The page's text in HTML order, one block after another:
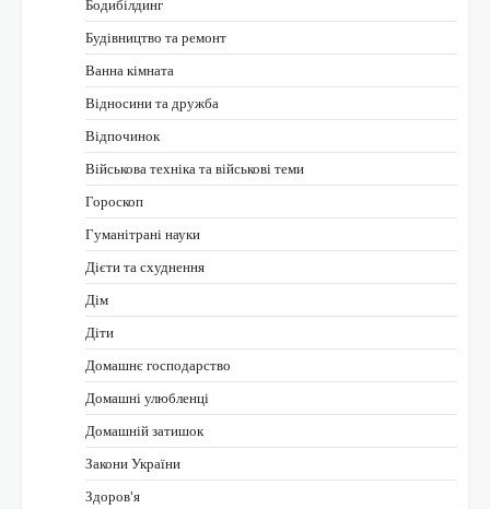
Бодибілдинг
Будівництво та ремонт
Ванна кімната
Відносини та дружба
Відпочинок
Військова техніка та військові теми
Гороскоп
Гуманітрані науки
Дієти та схуднення
Дім
Діти
Домашнє господарство
Домашні улюбленці
Домашній затишок
Закони України
Здоров'я